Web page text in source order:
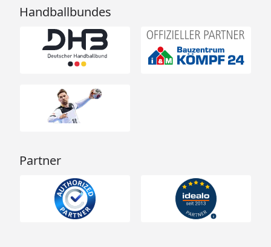
Handballbundes
Partner